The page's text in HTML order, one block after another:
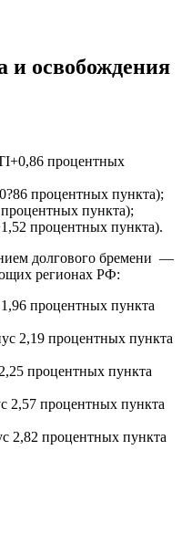
и освобождения
процентных
процентных пункта);
пункта);
процентных пункта).
долгового бремени —
регионах РФ:
процентных пункта
2,19 процентных пункта
процентных пункта
2,57 процентных пункта
2,82 процентных пункта